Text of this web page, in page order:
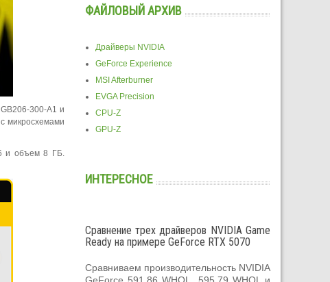
300-A1 и
микросхемами
и объем 8 ГБ.
ФАЙЛОВЫЙ АРХИВ
Драйверы NVIDIA
GeForce Experience
MSI Afterburner
EVGA Precision
CPU-Z
GPU-Z
ИНТЕРЕСНОЕ
Сравнение трех драйверов NVIDIA Game
Ready на примере GeForce RTX 5070
Сравниваем производительность NVIDIA